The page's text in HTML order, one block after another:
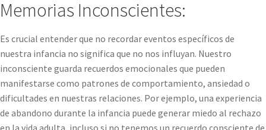
Memorias Inconscientes:
Es crucial entender que no recordar eventos específicos de
nuestra infancia no significa que no nos influyan. Nuestro
inconsciente guarda recuerdos emocionales que pueden
manifestarse como patrones de comportamiento, ansiedad o
dificultades en nuestras relaciones. Por ejemplo, una experiencia
de abandono durante la infancia puede generar miedo al rechazo